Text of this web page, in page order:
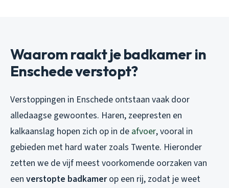
Waarom raakt je badkamer in
Enschede verstopt?
Verstoppingen in Enschede ontstaan vaak door
alledaagse gewoontes. Haren, zeepresten en
kalkaanslag hopen zich op in de afvoer, vooral in
gebieden met hard water zoals Twente. Hieronder
zetten we de vijf meest voorkomende oorzaken van
een verstopte badkamerop een rij, zodat je weet